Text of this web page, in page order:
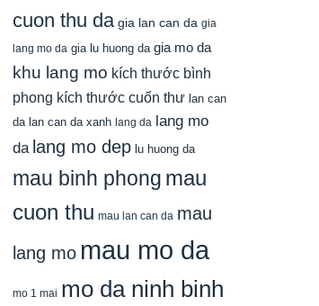
cuon thu da gia lan can da gia
lang mo da gia lu huong da gia mo da
khu lang mo kích thước bình
phong kích thước cuốn thư lan can
da lan can da xanh lang da lang mo
da lang mo dep lu huong da
mau binh phong mau
cuon thu mau lan can da mau
lang mo mau mo da
mo 1 mai mo da ninh binh